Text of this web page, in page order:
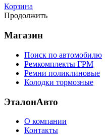
Корзина
Продолжить
Магазин
Поиск по автомобилю
Ремкомплекты ГРМ
Ремни поликлиновые
Колодки тормозные
ЭталонАвто
О компании
Контакты